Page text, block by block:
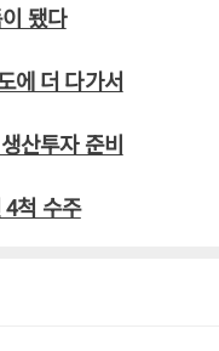
됐다
에 더 다가서
산투자 준비
척 수주